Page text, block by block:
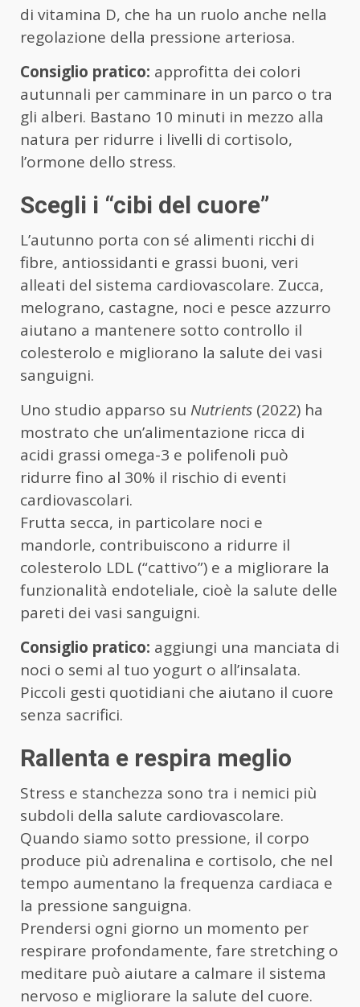
di vitamina D, che ha un ruolo anche nella
regolazione della pressione arteriosa.
Consiglio pratico: approfitta dei colori
autunnali per camminare in un parco o tra
gli alberi. Bastano 10 minuti in mezzo alla
natura per ridurre i livelli di cortisolo,
l’ormone dello stress.
Scegli i “cibi del cuore”
L’autunno porta con sé alimenti ricchi di
fibre, antiossidanti e grassi buoni, veri
alleati del sistema cardiovascolare. Zucca,
melograno, castagne, noci e pesce azzurro
aiutano a mantenere sotto controllo il
colesterolo e migliorano la salute dei vasi
sanguigni.
Uno studio apparso su Nutrients (2022) ha
mostrato che un’alimentazione ricca di
acidi grassi omega-3 e polifenoli può
ridurre fino al 30% il rischio di eventi
cardiovascolari.
Frutta secca, in particolare noci e
mandorle, contribuiscono a ridurre il
colesterolo LDL (“cattivo”) e a migliorare la
funzionalità endoteliale, cioè la salute delle
pareti dei vasi sanguigni.
Consiglio pratico: aggiungi una manciata di
noci o semi al tuo yogurt o all’insalata.
Piccoli gesti quotidiani che aiutano il cuore
senza sacrifici.
Rallenta e respira meglio
Stress e stanchezza sono tra i nemici più
subdoli della salute cardiovascolare.
Quando siamo sotto pressione, il corpo
produce più adrenalina e cortisolo, che nel
tempo aumentano la frequenza cardiaca e
la pressione sanguigna.
Prendersi ogni giorno un momento per
respirare profondamente, fare stretching o
meditare può aiutare a calmare il sistema
nervoso e migliorare la salute del cuore.